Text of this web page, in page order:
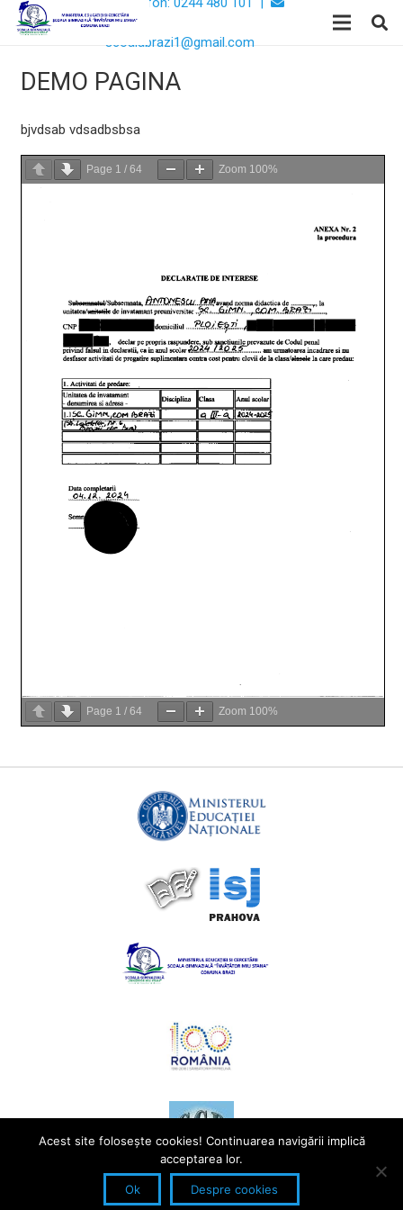
Email:
scoalabrazi1@gmail.com
DEMO PAGINA
bjvdsab vdsadbsbsa
Page 1 / 64 Zoom 100%
Page 1 / 64 Zoom 100%
© Școala Gimnazială, Comuna Brazi. Toate drepturile
Acest site foloseşte cookies! Continuarea navigării implică
acceptarea lor.
Ok Despre cookies